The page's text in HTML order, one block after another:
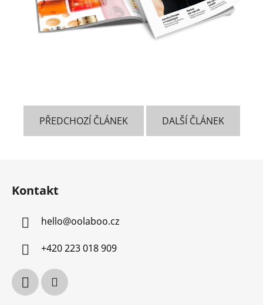
PŘEDCHOZÍ ČLÁNEK DALŠÍ ČLÁNEK
Kontakt
hello@oolaboo.cz
+420 223 018 909